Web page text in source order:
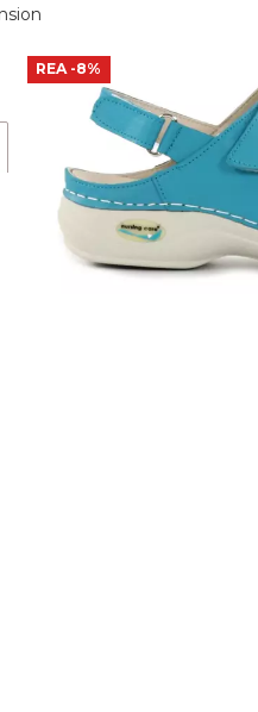
REA -8%